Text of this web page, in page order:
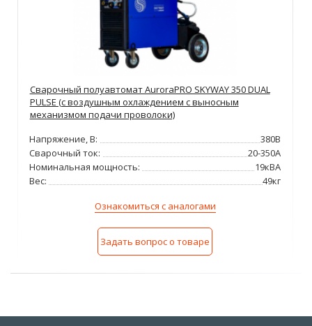
Сварочный полуавтомат AuroraPRO SKYWAY 350 DUAL
PULSE (с воздушным охлаждением c выносным
механизмом подачи проволоки)
Напряжение, В:
380В
Сварочный ток:
20-350А
Номинальная мощность:
19кВА
Вес:
49кг
Ознакомиться с аналогами
Задать вопрос о товаре